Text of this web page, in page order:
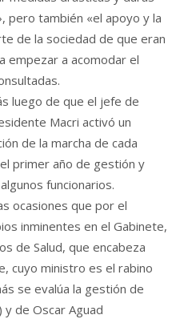
pero también «el apoyo y la
de la sociedad de que eran
empezar a acomodar el
luego de que el jefe de
Macri activó un
de la marcha de cada
primer año de gestión y
funcionarios.
ocasiones que por el
inminentes en el Gabinete,
de Salud, que encabeza
cuyo ministro es el rabino
se evalúa la gestión de
y de Oscar Aguad